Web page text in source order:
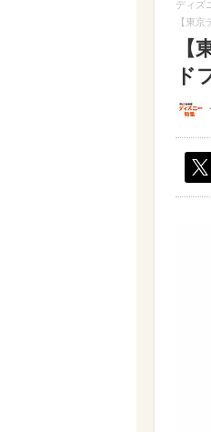
ディズ
【東
ド